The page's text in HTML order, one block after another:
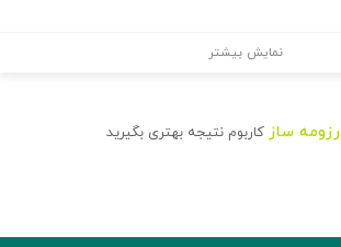
نمایش بیشتر
رزومه ساز کاربوم نتیجه بهتری بگیرید